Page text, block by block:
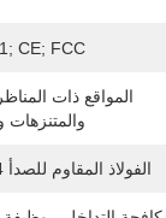
CE; FCC
والمتنزهات
الفولاذ المقاوم للصدأ SUS304